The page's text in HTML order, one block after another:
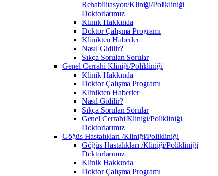
Rehabilitasyon/Kliniği/Polikliniği
Doktorlarımız
Klinik Hakkında
Doktor Çalışma Programı
Klinikten Haberler
Nasıl Gidilir?
Sıkça Sorulan Sorular
Genel Cerrahi Kliniği/Polikliniği
Klinik Hakkında
Doktor Çalışma Programı
Klinikten Haberler
Nasıl Gidilir?
Sıkça Sorulan Sorular
Genel Cerrahi Kliniği/Polikliniği
Doktorlarımız
Göğüs Hastalıkları /Kliniği/Polikliniği
Göğüs Hastalıkları /Kliniği/Polikliniği
Doktorlarımız
Klinik Hakkında
Doktor Çalışma Programı